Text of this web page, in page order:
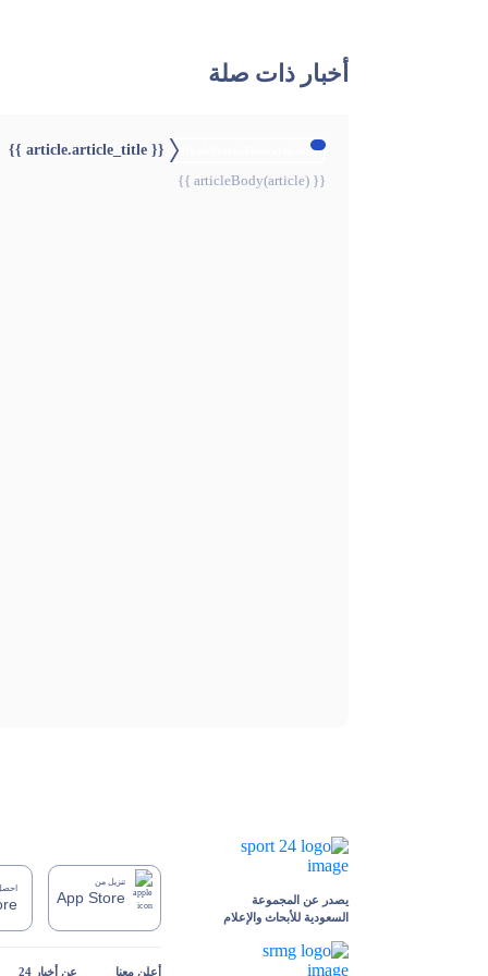
أخبار ذات صلة
{{webStatusTitle(article)}}
{{ article.article_title }}
{{ articleBody(article) }}
يصدر عن المجموعة
السعودية للأبحاث والإعلام
تنزيل من
App Store
أعلن معنا عن أخبار 24